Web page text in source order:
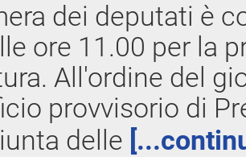
dei deputati è
ore 11.00 per la
All'ordine del
provvisorio di
delle